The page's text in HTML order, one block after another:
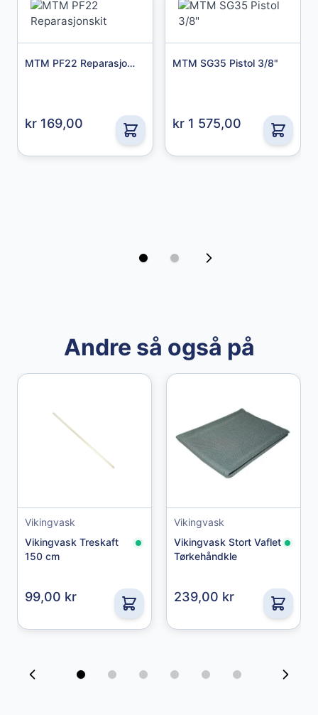
Granberg Chemical protective gloves str. 11
49,00 kr
MTM PF22 Reparasjonskit
kr 169,00
MTM SG35 Pistol 3/8"
kr 1 575,00
Andre så også på
Vikingvask
Vikingvask Treskaft
150 cm
99,00 kr
Vikingvask
Vikingvask Stort Vaflet
Tørkehåndkle
239,00 kr